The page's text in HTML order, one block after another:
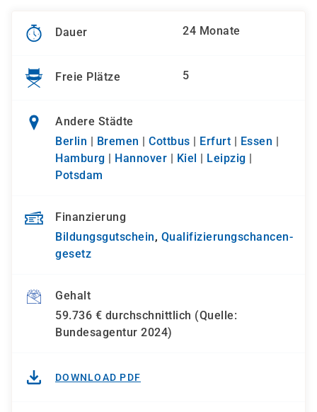
Dauer 24 Monate
Freie Plätze 5
Andere Städte
Berlin
Bremen Cottbus Erfurt Essen
Hamburg
Hannover Kiel Leipzig
Potsdam
Finanzierung
Bildungsgutschein, Qualifizierungs­chancen­
gesetz
Gehalt
59.736 € durchschnittlich (Quelle:
Bundesagentur 2024)
DOWNLOAD PDF